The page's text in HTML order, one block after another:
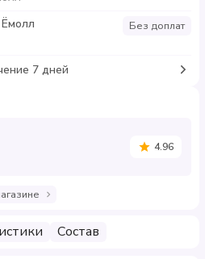
Без доплат
7 дней
4.96
Состав